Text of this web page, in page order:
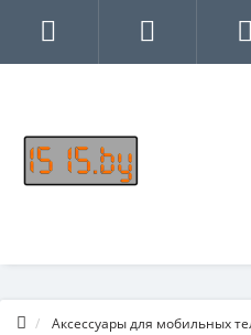
Аксессуары для мобильных